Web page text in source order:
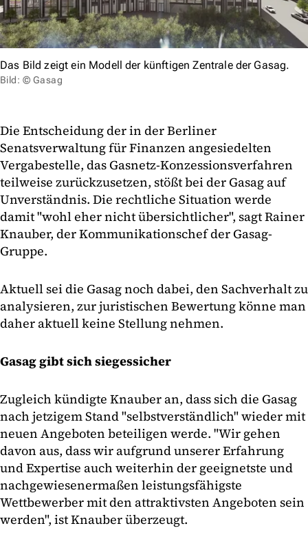
Das Bild zeigt ein Modell der künftigen Zentrale der Gasag.
Bild: © Gasag
Die Entscheidung der in der Berliner
Senatsverwaltung für Finanzen angesiedelten
Vergabestelle, das Gasnetz-Konzessionsverfahren
teilweise zurückzusetzen, stößt bei der Gasag auf
Unverständnis. Die rechtliche Situation werde
damit "wohl eher nicht übersichtlicher", sagt Rainer
Knauber, der Kommunikationschef der Gasag-
Gruppe.
Aktuell sei die Gasag noch dabei, den Sachverhalt zu
analysieren, zur juristischen Bewertung könne man
daher aktuell keine Stellung nehmen.
Gasag gibt sich siegessicher
Zugleich kündigte Knauber an, dass sich die Gasag
nach jetzigem Stand "selbstverständlich" wieder mit
neuen Angeboten beteiligen werde. "Wir gehen
davon aus, dass wir aufgrund unserer Erfahrung
und Expertise auch weiterhin der geeignetste und
nachgewiesenermaßen leistungsfähigste
Wettbewerber mit den attraktivsten Angeboten sein
werden", ist Knauber überzeugt.